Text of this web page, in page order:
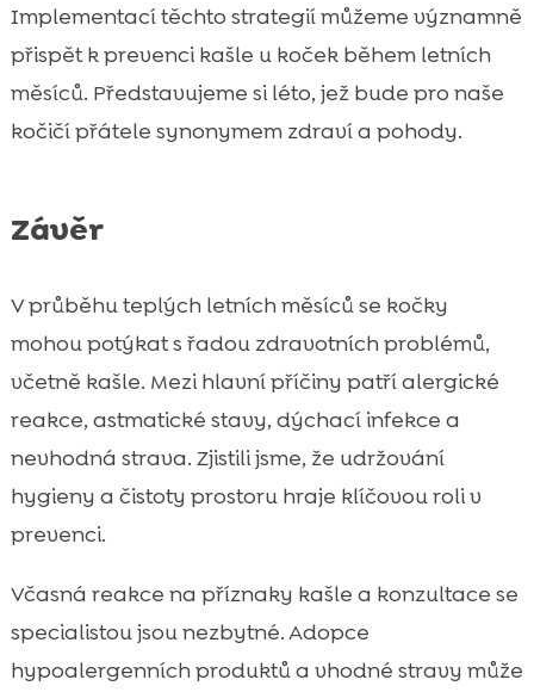
Implementací těchto strategií můžeme významně
přispět k prevenci kašle u koček během letních
měsíců. Představujeme si léto, jež bude pro naše
kočičí přátele synonymem zdraví a pohody.
Závěr
V průběhu teplých letních měsíců se kočky
mohou potýkat s řadou zdravotních problémů,
včetně kašle. Mezi hlavní příčiny patří alergické
reakce, astmatické stavy, dýchací infekce a
nevhodná strava. Zjistili jsme, že udržování
hygieny a čistoty prostoru hraje klíčovou roli v
prevenci.
Včasná reakce na příznaky kašle a konzultace se
specialistou jsou nezbytné. Adopce
hypoalergenních produktů a vhodné stravy může